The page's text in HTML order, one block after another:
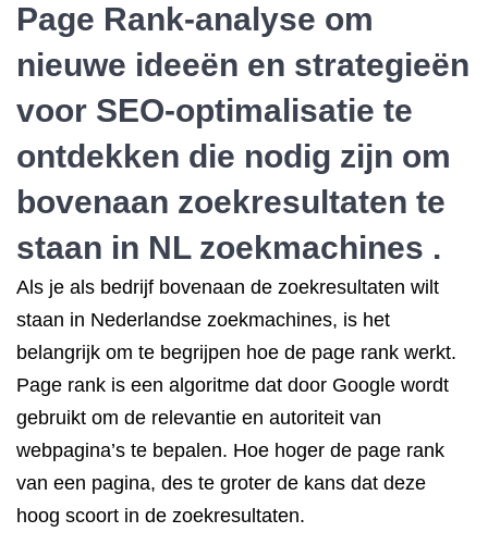
Page Rank-analyse om
nieuwe ideeën en strategieën
voor SEO-optimalisatie te
ontdekken die nodig zijn om
bovenaan zoekresultaten te
staan ​​in NL zoekmachines .
Als je als bedrijf bovenaan de zoekresultaten wilt
staan in Nederlandse zoekmachines, is het
belangrijk om te begrijpen hoe de page rank werkt.
Page rank is een algoritme dat door Google wordt
gebruikt om de relevantie en autoriteit van
webpagina’s te bepalen. Hoe hoger de page rank
van een pagina, des te groter de kans dat deze
hoog scoort in de zoekresultaten.